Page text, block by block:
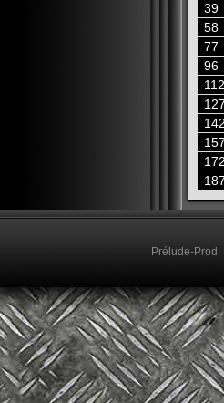
39
58
77
96
112
127
142
157
172
187
Prélude-Prod